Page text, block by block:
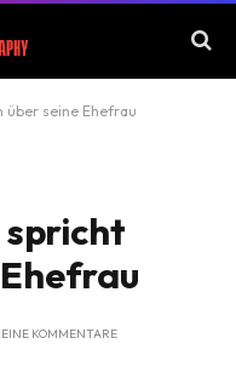
seine Ehefrau
KOMMENTARE